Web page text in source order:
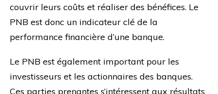
couvrir leurs coûts et réaliser des bénéfices. Le
PNB est donc un indicateur clé de la
performance financière d’une banque.
Le PNB est également important pour les
investisseurs et les actionnaires des banques.
Ces parties prenantes s’intéressent aux résultats